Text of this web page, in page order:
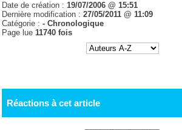
Date de création :19/07/2006 @ 15:51
Dernière modification :27/05/2011 @ 11:09
Catégorie :-Chronologique
Page lue11740 fois
Réactions à cet article